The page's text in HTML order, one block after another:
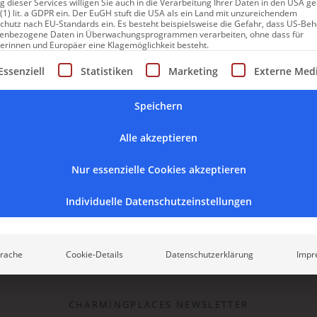
SPA-HOTEL BAD SCHÖRGAU
CHARMINGPLACES NEWSLETTER
dieser Services willigen Sie auch in die Verarbeitung Ihrer Daten in den USA
lit. a GDPR ein. Der EuGH stuft die USA als ein Land mit unzureichendem
nach EU-Standards ein. Es besteht beispielsweise die Gefahr, dass US-
Daten in Überwachungsprogrammen verarbeiten, ohne dass für
und Europäer eine Klagemöglichkeit besteht.
eine Liste der Service-Gruppen, für die eine Einwilligung
Statistiken Marketing Externe
Speichern
Alle akzeptieren
Nur essenzielle Cookies akzeptieren
Individuelle Datenschutzeinstellungen
Cookie-Details Datenschutzerklärung